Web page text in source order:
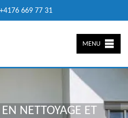
+4176 669 77 31
MENU
NETTOYAGE ET